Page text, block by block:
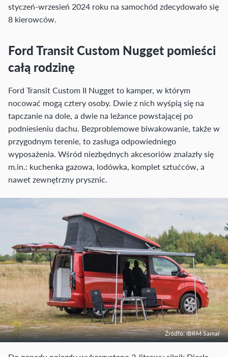
styczeń-wrzesień 2024 roku na samochód zdecydowało się
8 kierowców.
Ford Transit Custom Nugget pomieści
całą rodzinę
Ford Transit Custom II Nugget to kamper, w którym
nocować mogą cztery osoby. Dwie z nich wyśpią się na
tapczanie na dole, a dwie na leżance powstającej po
podniesieniu dachu. Bezproblemowe biwakowanie, także w
przygodnym terenie, to zasługa odpowiedniego
wyposażenia. Wśród niezbędnych akcesoriów znalazły się
m.in.: kuchenka gazowa, lodówka, komplet sztućców, a
nawet zewnętrzny prysznic.
Źródło: IBRM Samar